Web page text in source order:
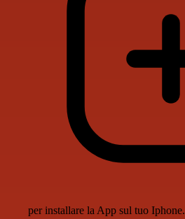
per installare la App sul tuo Iphone.